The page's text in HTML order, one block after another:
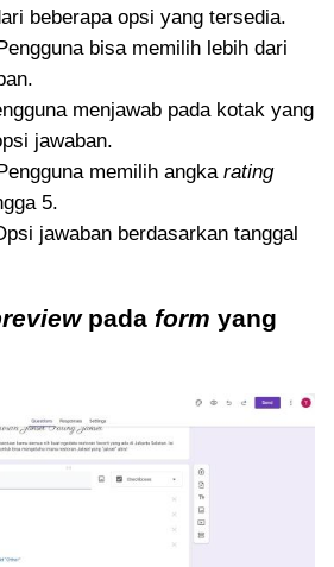
beberapa opsi yang tersedia.
bisa memilih lebih dari
menjawab pada kotak yang
jawaban.
memilih angka rating
5.
jawaban berdasarkan tanggal
pada form yang